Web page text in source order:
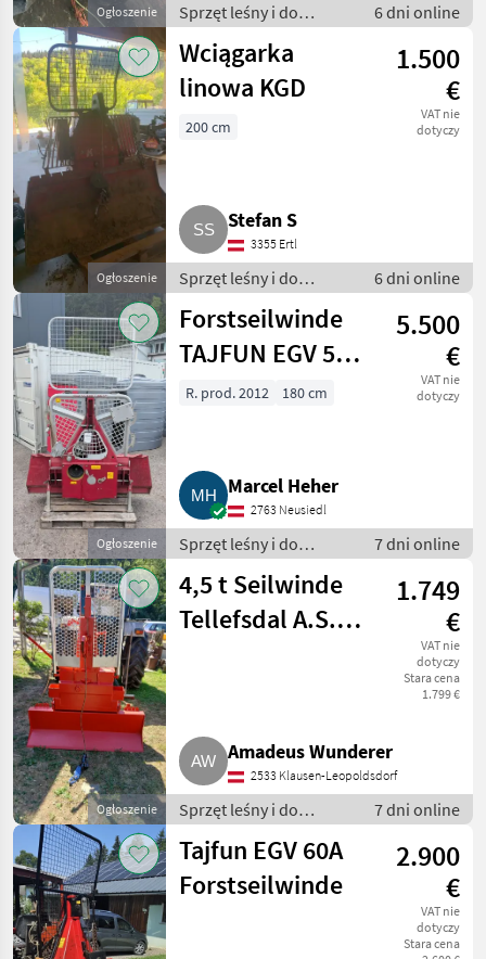
Ogłoszenie
Sprzęt leśny i do
obróbki drewna /
Wciągarki linowe
6 dni online
Ogłoszenie
Wciągarka
linowa KGD
1.500
€
VAT nie
dotyczy
200 cm
Stefan S
3355 Ertl
Sprzęt leśny i do
obróbki drewna /
Wciągarki linowe
6 dni online
Ogłoszenie
Forstseilwinde
TAJFUN EGV 55
AHK 1,8 m SG
5.500
€
VAT nie
dotyczy
R. prod. 2012 180 cm
Marcel Heher
2763 Neusiedl
Sprzęt leśny i do
obróbki drewna /
Wciągarki linowe
7 dni online
Ogłoszenie
4,5 t Seilwinde
Tellefsdal A.S.
1.749
€
VAT nie
dotyczy
Stara cena
1.799 €
Amadeus Wunderer
2533 Klausen-Leopoldsdorf
Sprzęt leśny i do
obróbki drewna /
Wciągarki linowe
7 dni online
Tajfun EGV 60A
Forstseilwinde
2.900
€
VAT nie
dotyczy
Stara cena